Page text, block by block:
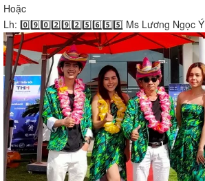
Hoặc
Lh: 0️⃣9️⃣0️⃣2️⃣9️⃣2️⃣5️⃣6️⃣5️⃣5️⃣ Ms Lương Ngọc Ý